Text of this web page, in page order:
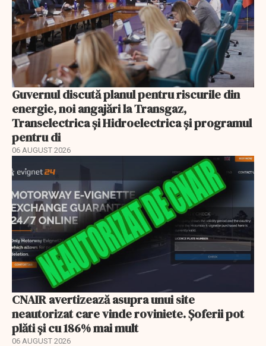
Guvernul discută planul pentru riscurile din
energie, noi angajări la Transgaz,
Transelectrica și Hidroelectrica și programul
pentru di
06 AUGUST 2026
CNAIR avertizează asupra unui site
neautorizat care vinde roviniete. Șoferii pot
plăti și cu 186% mai mult
06 AUGUST 2026